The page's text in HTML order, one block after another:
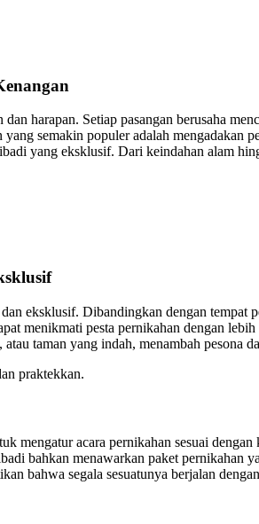
harapan. Setiap pasangan berusaha
semakin populer adalah
yang eksklusif. Dari keindahan alam
eksklusif. Dibandingkan dengan
menikmati pesta pernikahan dengan
taman yang indah, menambah pesona
praktekkan.
mengatur acara pernikahan sesuai
bahkan menawarkan paket
bahwa segala sesuatunya berjalan